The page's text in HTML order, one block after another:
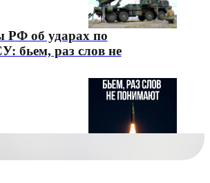
об ударах по
бьем, раз слов не